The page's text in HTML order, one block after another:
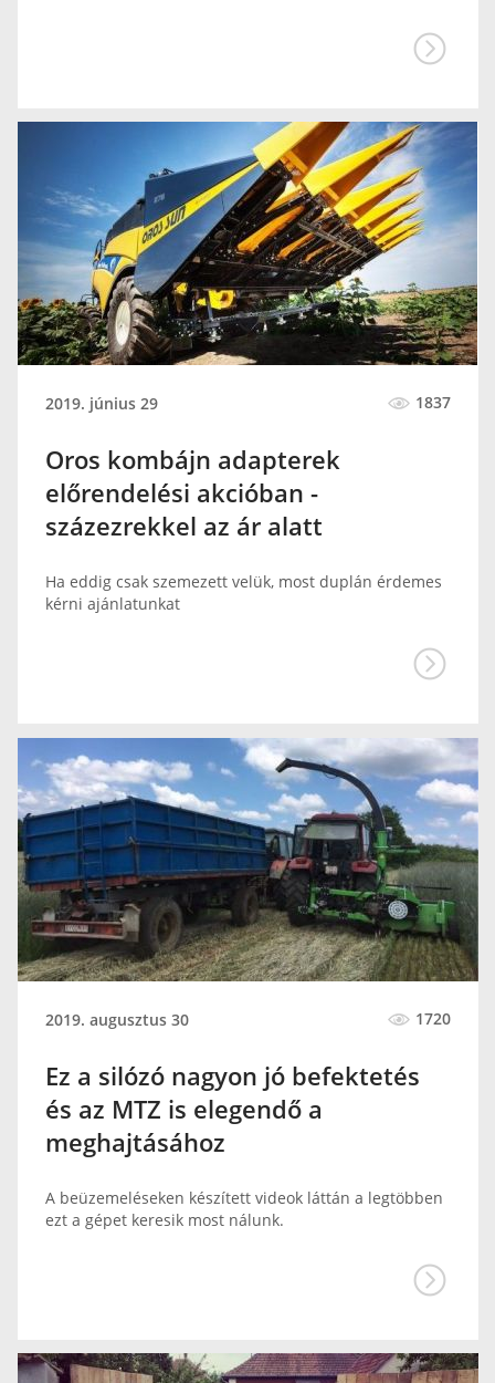
2019. június 29 1837
Oros kombájn adapterek
előrendelési akcióban -
százezrekkel az ár alatt
Ha eddig csak szemezett velük, most duplán érdemes
kérni ajánlatunkat
2019. augusztus 30 1720
Ez a silózó nagyon jó befektetés
és az MTZ is elegendő a
meghajtásához
A beüzemeléseken készített videok láttán a legtöbben
ezt a gépet keresik most nálunk.